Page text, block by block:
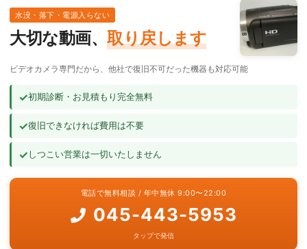
料金・メニュー
お客様の声
ビデオカメラ復旧成功事例
水没・落下・電源入らない
大切な動画、 取り戻します
ビデオカメラ専門だから、他社で復旧不可だった機器も対応可能
✓初期診断・お見積もり完全無料
✓復旧できなければ費用は不要
✓しつこい営業は一切いたしません
電話で無料相談 / 年中無休 9:00〜22:00
045-443-5953
タップで発信